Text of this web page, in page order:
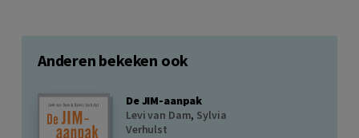
Anderen bekeken ook
De JIM-aanpak
Levi van Dam, Sylvia
Verhulst